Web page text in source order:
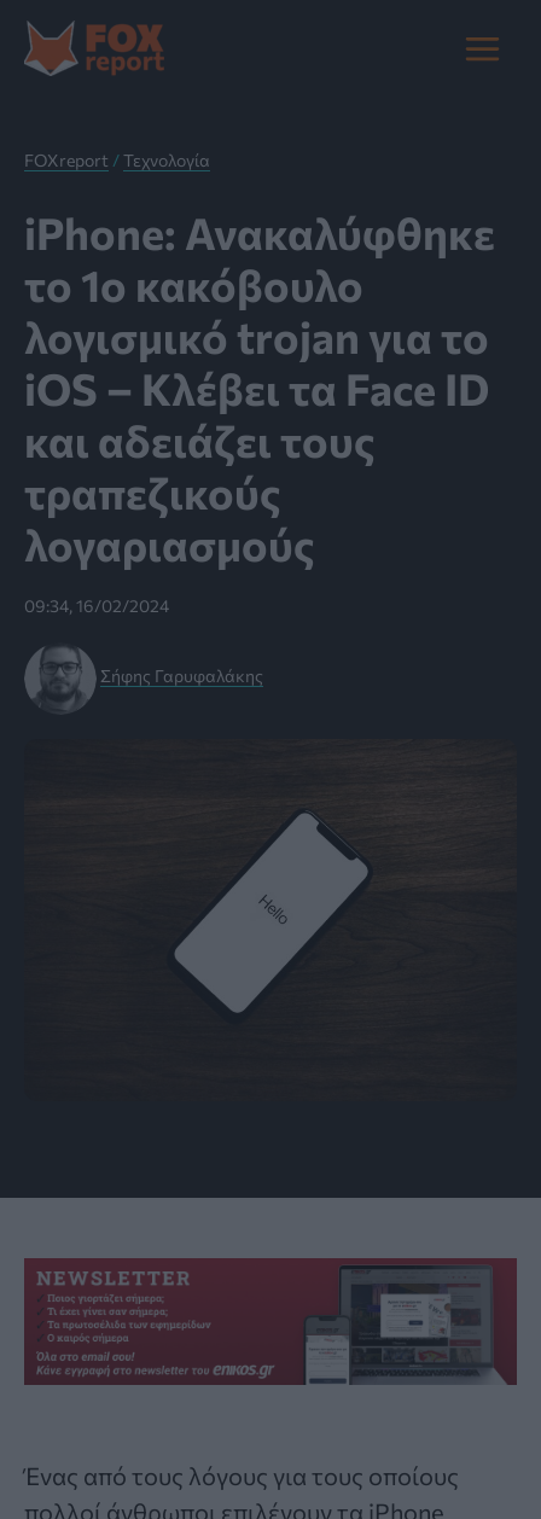
στο
περιεχόμενο
Main
FOXreport /Τεχνολογία
iPhone: Ανακαλύφθηκε
το 1ο κακόβουλο
λογισμικό trojan για το
iOS – Κλέβει τα Face ID
και αδειάζει τους
τραπεζικούς
λογαριασμούς
09:34, 16/02/2024
Σήφης Γαρυφαλάκης
Ένας από τους λόγους για τους οποίους
πολλοί άνθρωποι επιλέγουν τα iPhone